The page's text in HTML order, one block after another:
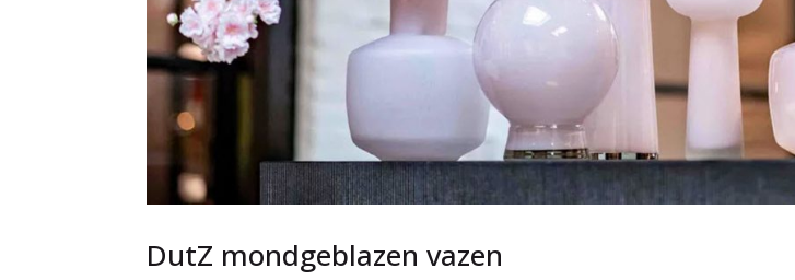
DutZ mondgeblazen vazen